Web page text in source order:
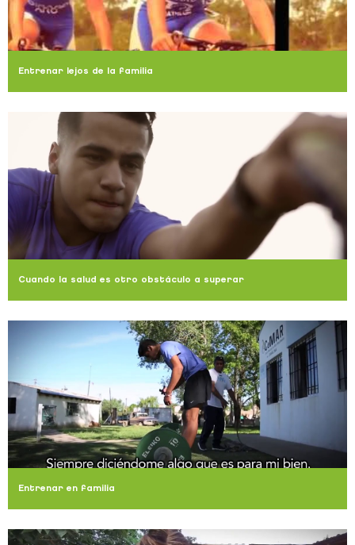
Entrenar lejos de la familia
Cuando la salud es otro obstáculo a superar
Entrenar en familia